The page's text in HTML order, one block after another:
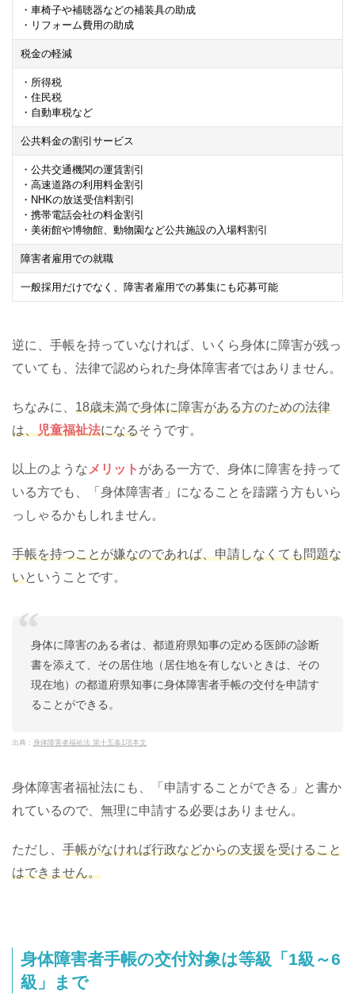
・車椅子や補聴器などの補装具の助成
・リフォーム費用の助成
税金の軽減
・所得税
・住民税
・自動車税など
公共料金の割引サービス
・公共交通機関の運賃割引
・高速道路の利用料金割引
・NHKの放送受信料割引
・携帯電話会社の料金割引
・美術館や博物館、動物園など公共施設の入場料割引
障害者雇用での就職
一般採用だけでなく、障害者雇用での募集にも応募可能
逆に、手帳を持っていなければ、いくら身体に障害が残っ
ていても、法律で認められた身体障害者ではありません。
ちなみに、 18歳未満で身体に障害がある方のための法律
は、児童福祉法になるそうです。
以上のような メリット がある一方で、身体に障害を持って
いる方でも、「身体障害者」になることを躊躇う方もいら
っしゃるかもしれません。
手帳を持つことが嫌なのであれば、申請しなくても問題な
いということです。
身体に障害のある者は、都道府県知事の定める医師の診断
書を添えて、その居住地（居住地を有しないときは、その
現在地）の都道府県知事に身体障害者手帳の交付を申請す
ることができる。
出典： 身体障害者福祉法 第十五条1項本文
身体障害者福祉法にも、「申請することができる」と書か
れているので、無理に申請する必要はありません。
ただし、 手帳がなければ行政などからの支援を受けること
はできません。
身体障害者手帳の交付対象は等級「1級～6
級」まで